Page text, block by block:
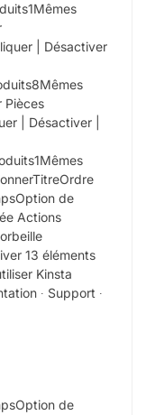
| Désactiver
Pièces
| Désactiver |
de
Actions
13 éléments
Kinsta
∙ Support ∙
de